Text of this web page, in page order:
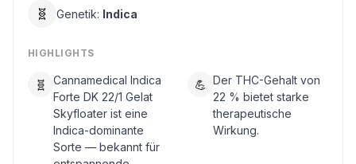
🧬 Genetik: Indica
HIGHLIGHTS
🧬
Cannamedical Indica
Forte DK 22/1 Gelat
Skyfloater ist eine
Indica-dominante
Sorte — bekannt für
💪 Der THC-Gehalt von
22 % bietet starke
therapeutische
Wirkung.